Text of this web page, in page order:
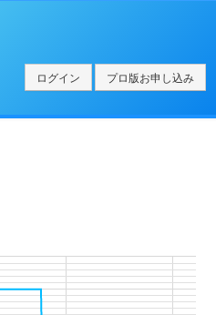
ログイン プロ版お申し込み